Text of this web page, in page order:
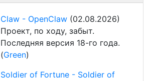
Claw - OpenClaw (02.08.2026)
Проект, по ходу, забыт.
Последняя версия 18-го года.
(Green)
Soldier of Fortune - Soldier of